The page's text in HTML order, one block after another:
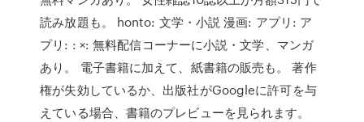
読み放題も。 honto: 文学・小説 漫画: アプリ: ア
プリ: : ×: 無料配信コーナーに小説・文学、マンガ
あり。 電子書籍に加えて、紙書籍の販売も。 著作
権が失効しているか、出版社がGoogleに許可を与
えている場合、書籍のプレビューを見られます。